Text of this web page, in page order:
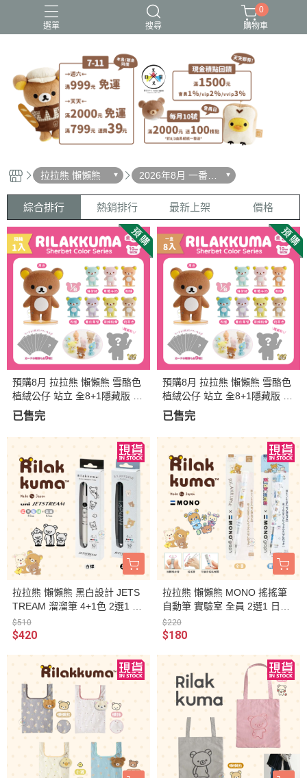
選單 搜尋
史努比歐拉夫 吉伊卡哇 憂傷馬戲團
拉拉熊
迪士尼-玩具總動員
0
購物車
拉拉熊 懶懶熊
2026年8月 一番賞/
四季配色/生活雜貨
綜合排行 熱銷排行 最新上架 價格
預購8月 拉拉熊 懶懶熊 雪酪色
植絨公仔 站立 全8+1隱藏版 盲
盒 1入
已售完
預購8月 拉拉熊 懶懶熊 雪酪色
植絨公仔 站立 全8+1隱藏版 端
盒8入
已售完
拉拉熊 懶懶熊 黑白設計 JETS
TREAM 溜溜筆 4+1色 2選1 日
本製
$510
$420
拉拉熊 懶懶熊 MONO 搖搖筆
自動筆 實驗室 全員 2選1 日本
製
$220
$180